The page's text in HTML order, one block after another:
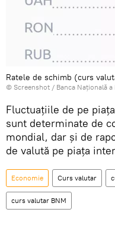
Ratele de schimb (curs
© Screenshot / Banca Națională
Fluctuațiile de pe
sunt determinate de
mondial, dar și de
de valută pe piața
Economie Curs valutar
curs valutar BNM